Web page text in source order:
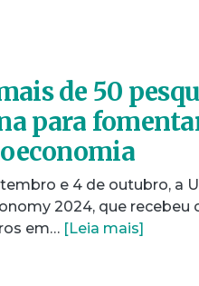
de 50
para
e 4 de outubro, a
2024, que recebeu
em… [Leia mais]